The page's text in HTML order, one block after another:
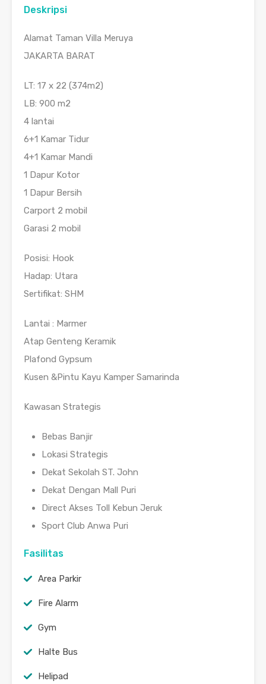
Deskripsi
Alamat Taman Villa Meruya
JAKARTA BARAT
LT: 17 x 22 (374m2)
LB: 900 m2
4 lantai
6+1 Kamar Tidur
4+1 Kamar Mandi
1 Dapur Kotor
1 Dapur Bersih
Carport 2 mobil
Garasi 2 mobil
Posisi: Hook
Hadap: Utara
Sertifikat: SHM
Lantai : Marmer
Atap Genteng Keramik
Plafond Gypsum
Kusen &Pintu Kayu Kamper Samarinda
Kawasan Strategis
Bebas Banjir
Lokasi Strategis
Dekat Sekolah ST. John
Dekat Dengan Mall Puri
Direct Akses Toll Kebun Jeruk
Sport Club Anwa Puri
Fasilitas
Area Parkir
Fire Alarm
Gym
Halte Bus
Helipad